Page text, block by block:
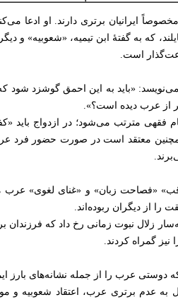
ایرانیان برتری دارند. او ادعا
که به گفتۀ ابن تیمیه، «شعوبیه»
است.
می‌نویسد: «باید به این احمق گوشزد
از عرب دیده است؟».
فقهی مترتب می‌شود؛ در ازدواج
معتقد است در صورت حضور فرد
«فصاحت زبان» و «غنای لغوی»
از دیگران ربوده‌اند.
زلال نبوت زمانی رخ داد که فرزندان
گمراه کردند.
دوستی عرب را از جمله نشانه‌های بارز
عدم برتری عرب، اعتقاد شعوبیه و